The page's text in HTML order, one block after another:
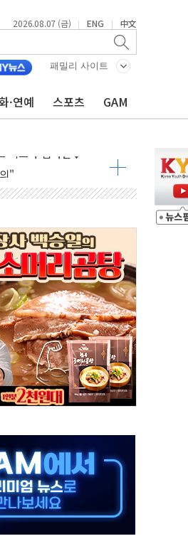
2026.08.07 (금) | ENG | 中文
패밀리 사이트
·연예 스포츠 GAM
깃발 작전"
티 구체화
"
털·샌디스크↓
상승세 뚜렷
극대화 전략
진 잔액은 사상 최고
큰 변수"
일 만 도발
져